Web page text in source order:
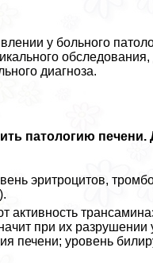
у больного
диагноза.
патологию печени.
эритроцитов,
активность
при их
печени; уровень